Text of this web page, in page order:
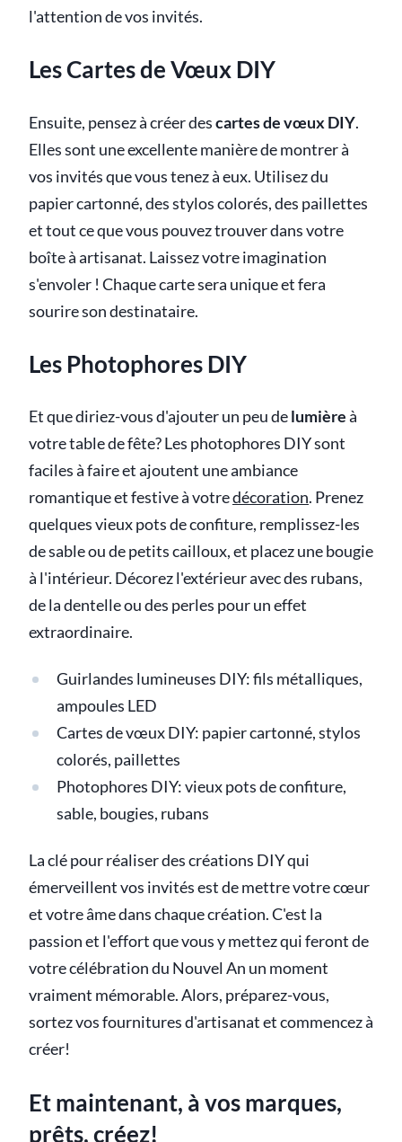
l'attention de vos invités.
Les Cartes de Vœux DIY
Ensuite, pensez à créer descartes de vœux DIY.
Elles sont une excellente manière de montrer à
vos invités que vous tenez à eux. Utilisez du
papier cartonné, des stylos colorés, des paillettes
et tout ce que vous pouvez trouver dans votre
boîte à artisanat. Laissez votre imagination
s'envoler ! Chaque carte sera unique et fera
sourire son destinataire.
Les Photophores DIY
Et que diriez-vous d'ajouter un peu delumièreà
votre table de fête? Les photophores DIY sont
faciles à faire et ajoutent une ambiance
romantique et festive à votredécoration. Prenez
quelques vieux pots de confiture, remplissez-les
de sable ou de petits cailloux, et placez une bougie
à l'intérieur. Décorez l'extérieur avec des rubans,
de la dentelle ou des perles pour un effet
extraordinaire.
Guirlandes lumineuses DIY: fils métalliques,
ampoules LED
Cartes de vœux DIY: papier cartonné, stylos
colorés, paillettes
Photophores DIY: vieux pots de confiture,
sable, bougies, rubans
La clé pour réaliser des créations DIY qui
émerveillent vos invités est de mettre votre cœur
et votre âme dans chaque création. C'est la
passion et l'effort que vous y mettez qui feront de
votre célébration du Nouvel An un moment
vraiment mémorable. Alors, préparez-vous,
sortez vos fournitures d'artisanat et commencez à
créer!
Et maintenant, à vos marques,
prêts, créez!